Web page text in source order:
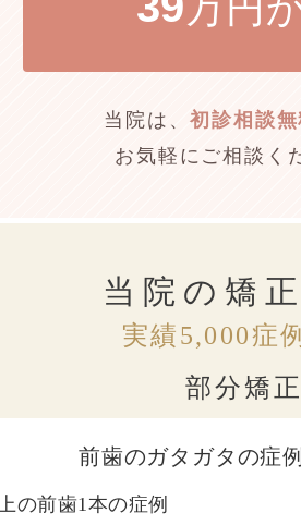
当院は、初診相談無
お気軽にご相談く
当院の矯
実績5,000症
部分矯正
前歯のガタガタの症例
の前歯1本の症例